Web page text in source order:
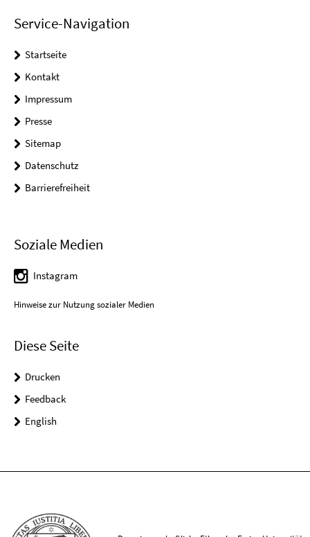
Service-Navigation
Startseite
Kontakt
Impressum
Presse
Sitemap
Datenschutz
Barrierefreiheit
Soziale Medien
Instagram
Hinweise zur Nutzung sozialer Medien
Diese Seite
Drucken
Feedback
English